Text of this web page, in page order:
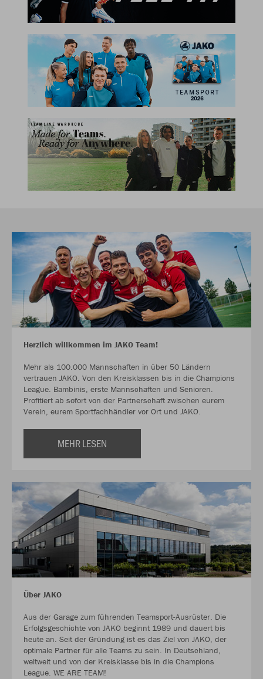
Herzlich willkommen im JAKO Team!
Mehr als 100.000 Mannschaften in über 50 Ländern
vertrauen JAKO. Von den Kreisklassen bis in die Champions
League. Bambinis, erste Mannschaften und Senioren.
Profitiert ab sofort von der Partnerschaft zwischen eurem
Verein, eurem Sportfachhändler vor Ort und JAKO.
MEHR LESEN
Über JAKO
Aus der Garage zum führenden Teamsport-Ausrüster. Die
Erfolgsgeschichte von JAKO beginnt 1989 und dauert bis
heute an. Seit der Gründung ist es das Ziel von JAKO, der
optimale Partner für alle Teams zu sein. In Deutschland,
weltweit und von der Kreisklasse bis in die Champions
League. WE ARE TEAM!